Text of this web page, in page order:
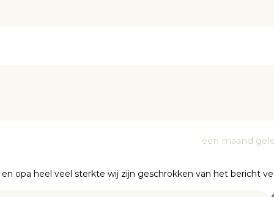
één maand
opa heel veel sterkte wij zijn geschrokken van het bericht